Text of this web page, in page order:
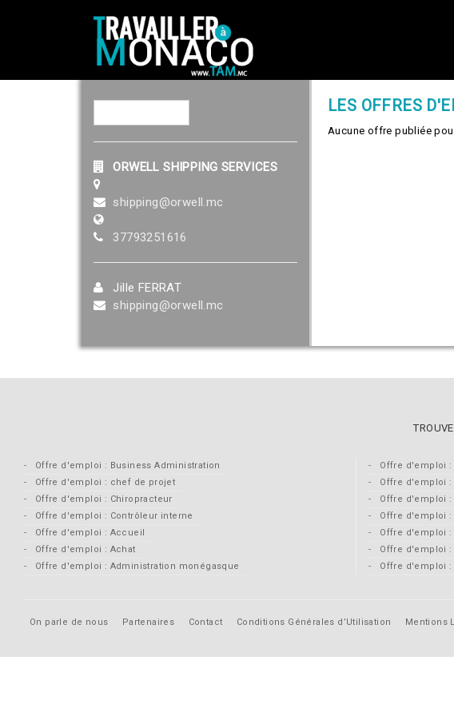
ORWELL SHIPPING SERVICES
shipping@orwell.mc
37793251616
Jille FERRAT
shipping@orwell.mc
LES OFFRES
Aucune offre publiée
Offre d'emploi : Business Administration
Offre d'emploi : chef de projet
Offre d'emploi : Chiropracteur
Offre d'emploi : Contrôleur interne
Offre d'emploi : Accueil
Offre d'emploi : Achat
Offre d'emploi : Administration monégasque
Offre d'emploi :
Offre d'emploi
Offre d'emploi
Offre d'emploi
Offre d'emploi :
Offre d'emploi :
Offre d'emploi :
On parle de nous Partenaires Contact Conditions Générales d’Utilisation Mentions